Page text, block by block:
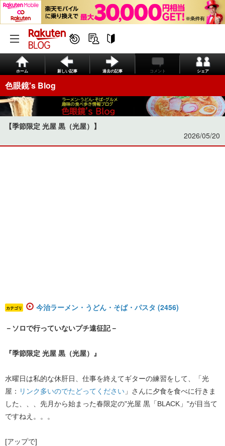
ホーム 新しい記事 過去の記事 コメント シェア
色眼鏡's Blog
【季節限定 光屋 黒（光屋）】
2026/05/20
カテゴリ 今治ラーメン・うどん・そば・パスタ (2456)
－ソロで行っていないプチ遠征記－
『季節限定 光屋 黒（光屋）』
水曜日は私的な休肝日、仕事を終えてギターの練習をして、「光
屋： リンク多いのでたどってください 」さんに夕食を食べに行きま
した、、、先月から始まった春限定の"光屋 黒「BLACK」"が目当て
ですねえ。。。
[アップで]